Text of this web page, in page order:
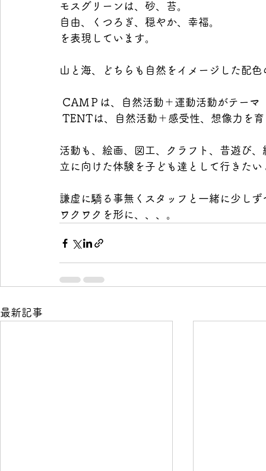
モスグリーンは、砂、苔。
自由、くつろぎ、穏やか、幸福。
を表現しています。
山と海、どちらも自然をイメージした配
CAMＰは、自然活動＋運動活動がテーマ
TENTは、自然活動＋感受性、想像力を
活動も、絵画、図工、クラフト、昔遊び
立に向けた体験を子ども達として行きた
謙虚に驕る事無くスタッフと一緒に少し
ワクワクを形に、、、。
最新記事